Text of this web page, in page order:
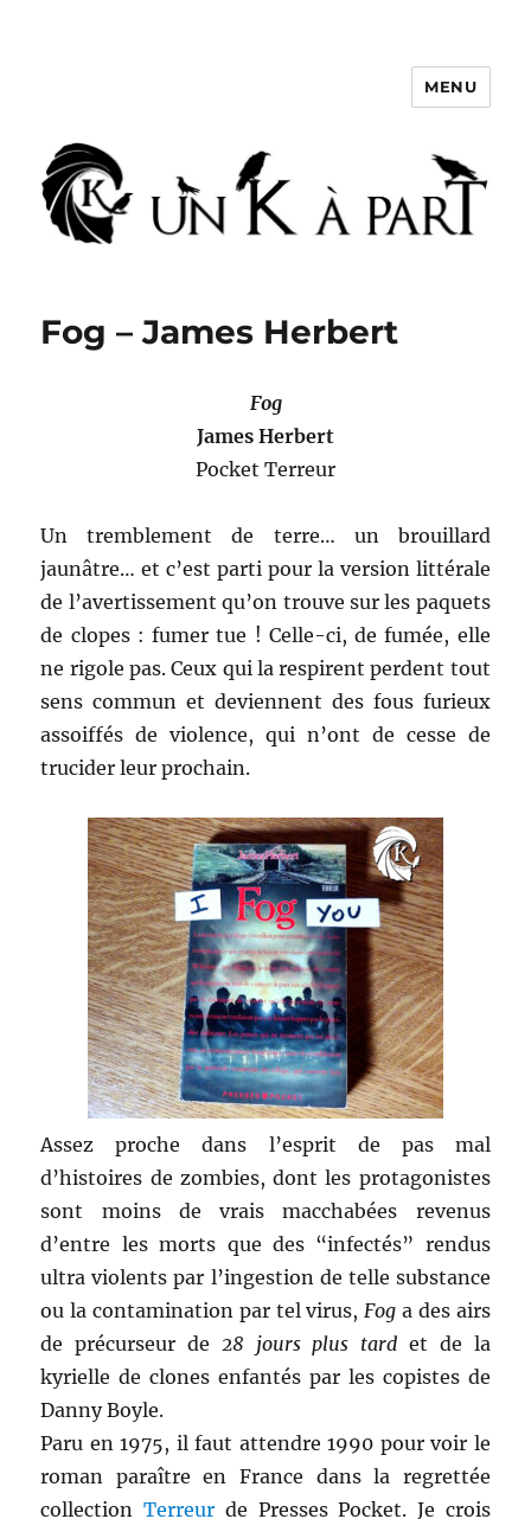
MENU
Fog – James Herbert
Fog
James Herbert
Pocket Terreur
Un tremblement de terre… un brouillard
jaunâtre… et c’est parti pour la version littérale
de l’avertissement qu’on trouve sur les paquets
de clopes : fumer tue ! Celle-ci, de fumée, elle
ne rigole pas. Ceux qui la respirent perdent tout
sens commun et deviennent des fous furieux
assoiffés de violence, qui n’ont de cesse de
trucider leur prochain.
Assez proche dans l’esprit de pas mal
d’histoires de zombies, dont les protagonistes
sont moins de vrais macchabées revenus
d’entre les morts que des “infectés” rendus
ultra violents par l’ingestion de telle substance
ou la contamination par tel virus,Fog a des airs
de précurseur de 28 jours plus tard et de la
kyrielle de clones enfantés par les copistes de
Danny Boyle.
Paru en 1975, il faut attendre 1990 pour voir le
roman paraître en France dans la regrettée
collectionTerreur de Presses Pocket. Je crois